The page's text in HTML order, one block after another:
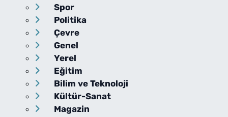
Spor
Politika
Çevre
Genel
Yerel
Eğitim
Bilim ve Teknoloji
Kültür-Sanat
Magazin